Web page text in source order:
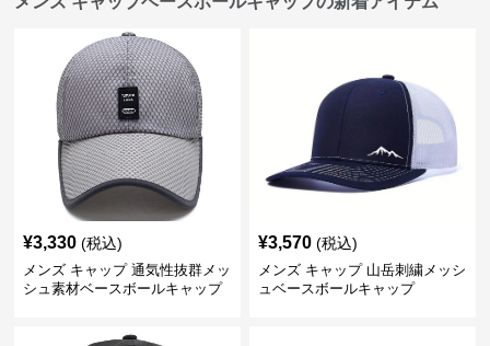
¥3,330 (税込)
メンズ キャップ 通気性抜群メッ
シュ素材ベースボールキャップ
¥3,570 (税込)
メンズ キャップ 山岳刺繍メッシ
ュベースボールキャップ